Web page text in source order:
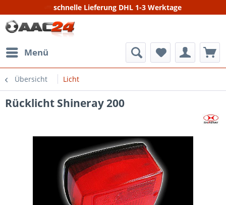
schnelle Lieferung DHL 1-3 Werktage
Menü
Übersicht Licht
Rücklicht Shineray 200